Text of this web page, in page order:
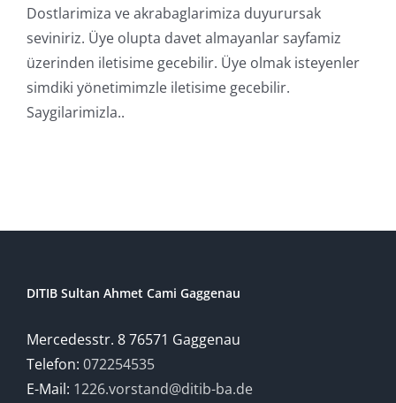
Dostlarimiza ve akrabaglarimiza duyurursak
seviniriz. Üye olupta davet almayanlar sayfamiz
üzerinden iletisime gecebilir. Üye olmak isteyenler
simdiki yönetimimzle iletisime gecebilir.
Saygilarimizla..
DITIB Sultan Ahmet Cami Gaggenau
Mercedesstr. 8 76571 Gaggenau
Telefon: 072254535
E-Mail: 1226.vorstand@ditib-ba.de